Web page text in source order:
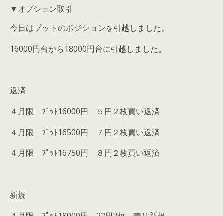
▼オプション取引
今日はプットのポジションを引越しました。
16000円台から18000円台に引越しました。
返済
４月限 ﾌﾟｯﾄ16000円 ５円２枚買い返済
４月限 ﾌﾟｯﾄ16500円 ７円２枚買い返済
４月限 ﾌﾟｯﾄ16750円 ８円２枚買い返済
新規